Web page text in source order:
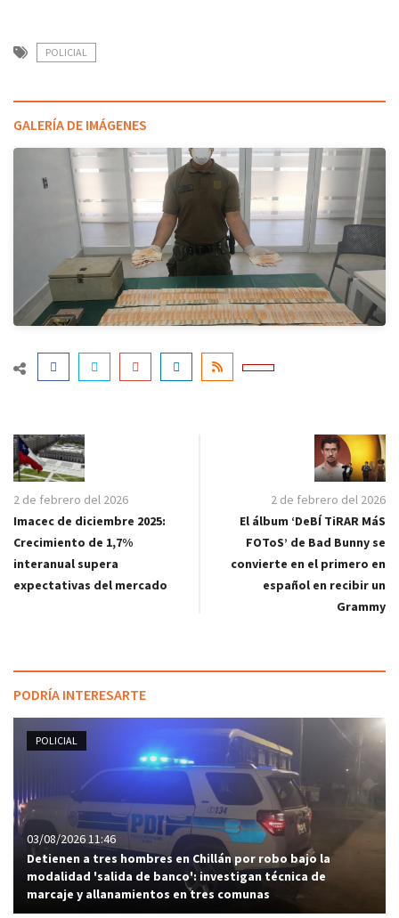
POLICIAL
GALERÍA DE IMÁGENES
2 de febrero del 2026
Imacec de diciembre 2025:
Crecimiento de 1,7%
interanual supera
expectativas del mercado
2 de febrero del 2026
El álbum ‘DeBÍ TiRAR MáS
FOToS’ de Bad Bunny se
convierte en el primero en
español en recibir un
Grammy
PODRÍA INTERESARTE
POLICIAL
03/08/2026 11:46
Detienen a tres hombres en Chillán por robo bajo la
modalidad 'salida de banco': investigan técnica de
marcaje y allanamientos en tres comunas